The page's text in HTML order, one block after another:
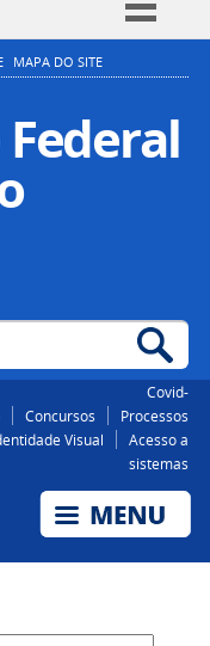
Simplifique!
Participe
à informação
Legislação
MAPA DO SITE
Covid-
Concursos
Processos
Visual
Acesso a
sistemas